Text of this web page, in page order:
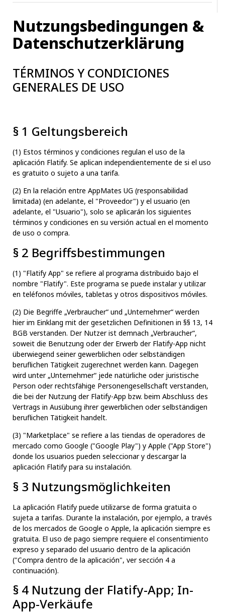
Nutzungsbedingungen &
Datenschutzerklärung
TÉRMINOS Y CONDICIONES
GENERALES DE USO
§ 1 Geltungsbereich
(1) Estos términos y condiciones regulan el uso de la
aplicación Flatify. Se aplican independientemente de si el uso
es gratuito o sujeto a una tarifa.
(2) En la relación entre AppMates UG (responsabilidad
limitada) (en adelante, el "Proveedor") y el usuario (en
adelante, el "Usuario"), solo se aplicarán los siguientes
términos y condiciones en su versión actual en el momento
de uso o compra.
§ 2 Begriffsbestimmungen
(1) "Flatify App" se refiere al programa distribuido bajo el
nombre "Flatify". Este programa se puede instalar y utilizar
en teléfonos móviles, tabletas y otros dispositivos móviles.
(2) Die Begriffe „Verbraucher“ und „Unternehmer“ werden
hier im Einklang mit der gesetzlichen Definitionen in §§ 13, 14
BGB verstanden. Der Nutzer ist demnach „Verbraucher“,
soweit die Benutzung oder der Erwerb der Flatify-App nicht
überwiegend seiner gewerblichen oder selbständigen
beruflichen Tätigkeit zugerechnet werden kann. Dagegen
wird unter „Unternehmer“ jede natürliche oder juristische
Person oder rechtsfähige Personengesellschaft verstanden,
die bei der Nutzung der Flatify-App bzw. beim Abschluss des
Vertrags in Ausübung ihrer gewerblichen oder selbständigen
beruflichen Tätigkeit handelt.
(3) "Marketplace" se refiere a las tiendas de operadores de
mercado como Google ("Google Play") y Apple ("App Store")
donde los usuarios pueden seleccionar y descargar la
aplicación Flatify para su instalación.
§ 3 Nutzungsmöglichkeiten
La aplicación Flatify puede utilizarse de forma gratuita o
sujeta a tarifas. Durante la instalación, por ejemplo, a través
de los mercados de Google o Apple, la aplicación siempre es
gratuita. El uso de pago siempre requiere el consentimiento
expreso y separado del usuario dentro de la aplicación
("Compra dentro de la aplicación", ver sección 4 a
continuación).
§ 4 Nutzung der Flatify-App; In-
App-Verkäufe